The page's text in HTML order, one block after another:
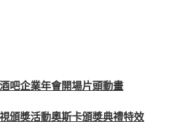
吧企業年會開場片頭動畫
頒獎活動奧斯卡頒獎典禮特效